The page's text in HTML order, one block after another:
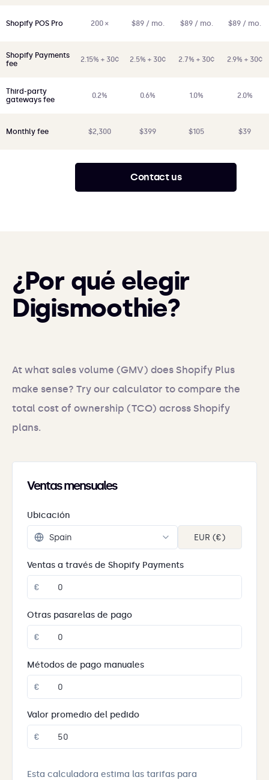
Shopify POS Pro 200 × $89 / mo. $89 / mo. $89 / mo.
Shopify Payments
fee
2.15% + 30¢ 2.5% + 30¢ 2.7% + 30¢ 2.9% + 30¢
Third-party
gateways fee
0.2% 0.6% 1.0% 2.0%
Monthly fee $2,300 $399 $105 $39
Contact us
¿Por qué elegir
Digismoothie?
At what sales volume (GMV) does Shopify Plus
make sense? Try our calculator to compare the
total cost of ownership (TCO) across Shopify
plans.
Ventas mensuales
Ubicación
EUR (€)
Ventas a través de Shopify Payments
€
Otras pasarelas de pago
€
Métodos de pago manuales
€
Valor promedio del pedido
€
Esta calculadora estima las tarifas para